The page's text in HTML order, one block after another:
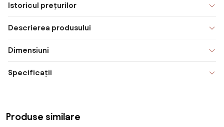
Istoricul prețurilor
Descrierea produsului
Dimensiuni
Specificații
Produse similare